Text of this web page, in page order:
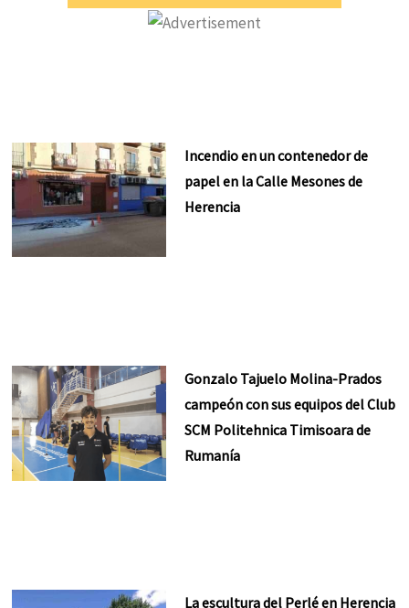
Incendio en un contenedor de
papel en la Calle Mesones de
Herencia
Gonzalo Tajuelo Molina-Prados
campeón con sus equipos del Club
SCM Politehnica Timisoara de
Rumanía
La escultura del Perlé en Herencia